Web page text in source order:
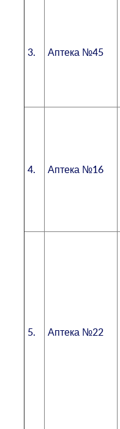
3. Аптека №45
4. Аптека №16
5. Аптека №22